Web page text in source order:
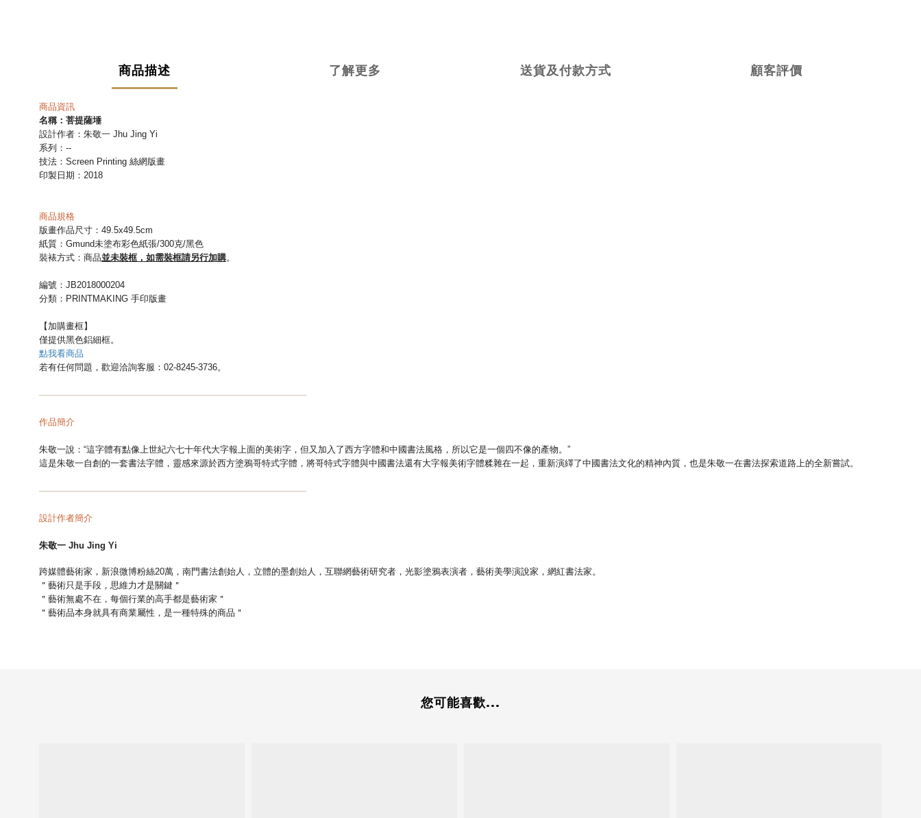
商品描述 了解更多 送貨及付款方式 顧客評價
商品資訊
名稱： 菩提薩埵
設計作者： 朱敬一 Jhu Jing Yi
系列：--
技法： Screen Printing 絲網版畫
印製日期：2018
商品規格
版畫作品尺寸：49.5x49.5cm
紙質：Gmund未塗布彩色紙張/300克/黑色
裝裱方式：商品並未裝框，如需裝框請另行加購。
編號：JB2018000204
分類： PRINTMAKING 手印版畫
【加購畫框】
僅提供黑色鋁細框。
點我看商品
若有任何問題，歡迎洽詢客服：02-8245-3736。
——————————————————————————————
作品簡介
朱敬一說：“這字體有點像上世紀六七十年代大字報上面的美術字，但又加入了西方字體和中國書法風格，所以它是一個四不像的產物。”
這是朱敬一自創的一套書法字體，靈感來源於西方塗鴉哥特式字體，將哥特式字體與中國書法還有大字報美術字體糅雜在一起，重新演繹了中國書法文化的精神內質，也是朱敬一在書法探索道路上的全新嘗試。
——————————————————————————————
設計作者簡介
朱敬一 Jhu Jing Yi
跨媒體藝術家，新浪微博粉絲20萬， 南門書法創始人， 立體的墨創始人， 互聯網藝術研究者， 光影塗鴉表演者， 藝術美學演說家， 網紅書法家。
＂藝術只是手段，思維力才是關鍵＂
＂藝術無處不在，每個行業的高手都是藝術家＂
＂藝術品本身就具有商業屬性，是一種特殊的商品＂
您可能喜歡...